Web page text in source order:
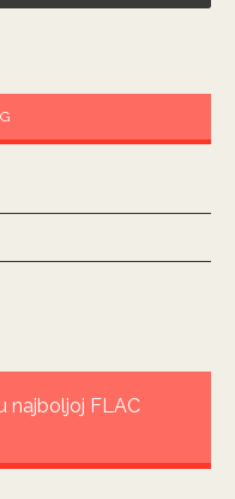
najboljoj FLAC